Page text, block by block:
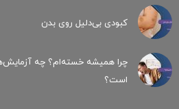
کبودی‌ بی‌دلیل روی بدن
چرا همیشه خسته‌ام؟ چه
است؟